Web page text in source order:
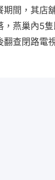
期間，其店
，燕巢內5
翻查閉路電